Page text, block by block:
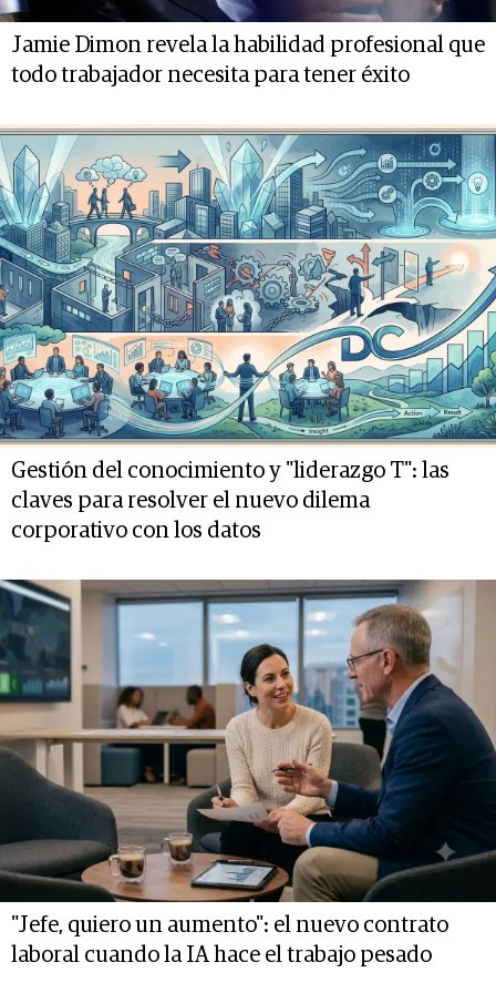
Jamie Dimon revela la habilidad profesional que
todo trabajador necesita para tener éxito
Gestión del conocimiento y "liderazgo T": las
claves para resolver el nuevo dilema
corporativo con los datos
"Jefe, quiero un aumento": el nuevo contrato
laboral cuando la IA hace el trabajo pesado